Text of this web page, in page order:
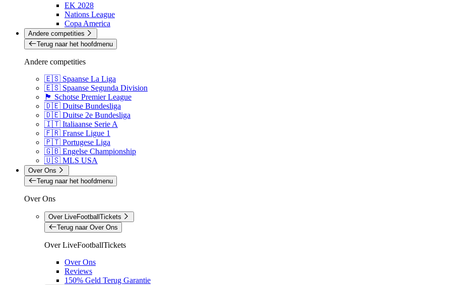
EK 2028
Nations League
Copa America
Andere competities
Terug naar het hoofdmenu
Andere competities
🇪🇸 Spaanse La Liga
🇪🇸 Spaanse Segunda Division
🏴󠁧󠁢󠁳󠁣󠁴󠁿 Schotse Premier League
🇩🇪 Duitse Bundesliga
🇩🇪 Duitse 2e Bundesliga
🇮🇹 Italiaanse Serie A
🇫🇷 Franse Ligue 1
🇵🇹 Portugese Liga
🇬🇧 Engelse Championship
🇺🇸 MLS USA
Over Ons
Terug naar het hoofdmenu
Over Ons
Over LiveFootballTickets
Terug naar Over Ons
Over LiveFootballTickets
Over Ons
Reviews
150% Geld Terug Garantie